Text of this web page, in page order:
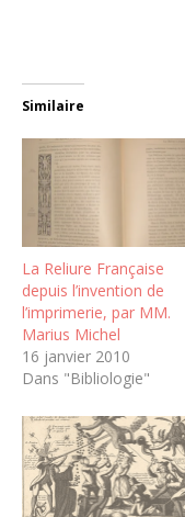
Similaire
La Reliure Française
depuis l’invention de
l’imprimerie, par MM.
Marius Michel
16 janvier 2010
Dans "Bibliologie"